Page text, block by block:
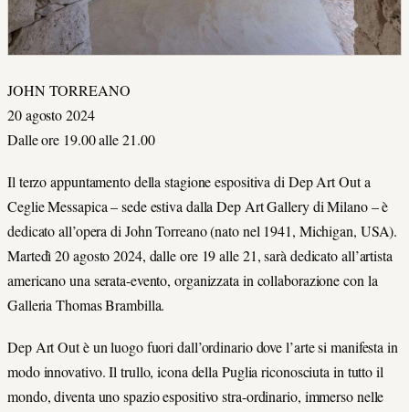
JOHN TORREANO
20 agosto 2024
Dalle ore 19.00 alle 21.00
Il terzo appuntamento della stagione espositiva di Dep Art Out a
Ceglie Messapica – sede estiva dalla Dep Art Gallery di Milano – è
dedicato all’opera di John Torreano (nato nel 1941, Michigan, USA).
Martedì 20 agosto 2024, dalle ore 19 alle 21, sarà dedicato all’artista
americano una serata-evento, organizzata in collaborazione con la
Galleria Thomas Brambilla.
Dep Art Out è un luogo fuori dall’ordinario dove l’arte si manifesta in
modo innovativo. Il trullo, icona della Puglia riconosciuta in tutto il
mondo, diventa uno spazio espositivo stra-ordinario, immerso nelle